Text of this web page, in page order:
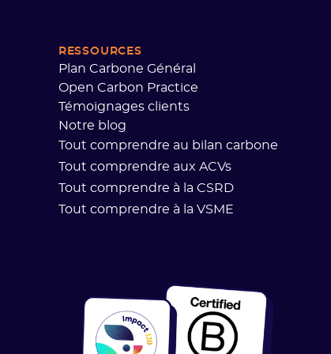
RESSOURCES
Plan Carbone Général
Open Carbon Practice
Témoignages clients
Notre blog
Tout comprendre au bilan carbone
Tout comprendre aux ACVs
Tout comprendre à la CSRD
Tout comprendre à la VSME